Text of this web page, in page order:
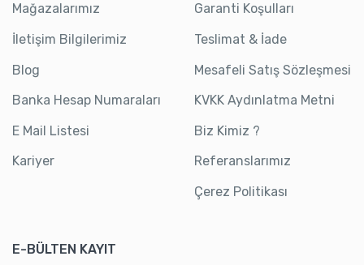
Mağazalarımız
İletişim Bilgilerimiz
Blog
Banka Hesap Numaraları
E Mail Listesi
Kariyer
Garanti Koşulları
Teslimat & İade
Mesafeli Satış Sözleşmesi
KVKK Aydınlatma Metni
Biz Kimiz ?
Referanslarımız
Çerez Politikası
E-BÜLTEN KAYIT